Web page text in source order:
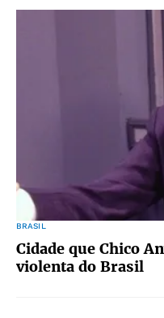
BRASIL
Cidade que Chico
violenta do Brasil